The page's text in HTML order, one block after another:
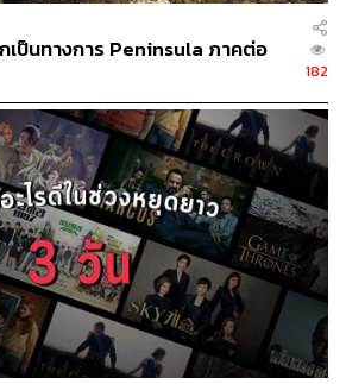
ป็นทางการ Peninsula ภาคต่อ
182